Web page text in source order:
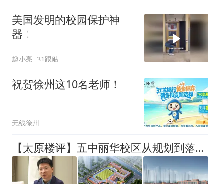
美国发明的校园保护神
器！
趣小亮 31跟贴
祝贺徐州这10名老师！
无线徐州
【太原楼评】五中丽华校区从规划到落地——补齐河西核心教育短板